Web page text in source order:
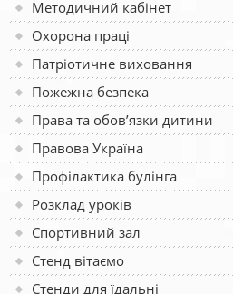
Методичний кабінет
Охорона праці
Патріотичне виховання
Пожежна безпека
Права та обов’язки дитини
Правова Україна
Профілактика булінга
Розклад уроків
Спортивний зал
Стенд вітаємо
Стенди для їдальні